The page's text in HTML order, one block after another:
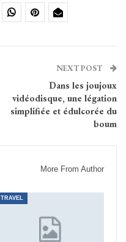
NEXT POST
Dans les joujoux
vidéodisque, une légation
simplifiée et édulcorée du
boum
More From Author
TRAVEL